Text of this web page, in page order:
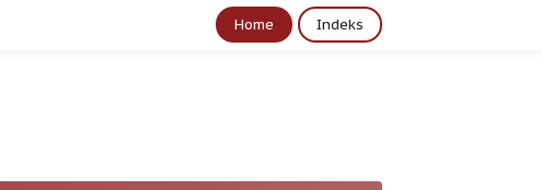
Home Indeks